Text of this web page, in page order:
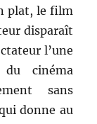
plat, le film
disparaît
l’une
du cinéma
sans
donne au